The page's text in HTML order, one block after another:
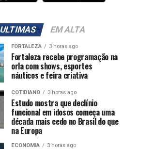
ULTIMAS EM ALTA
FORTALEZA 3 horas ago
Fortaleza recebe programação na
orla com shows, esportes
náuticos e feira criativa
COTIDIANO 3 horas ago
Estudo mostra que declínio
funcional em idosos começa uma
década mais cedo no Brasil do que
na Europa
ECONOMIA 3 horas ago